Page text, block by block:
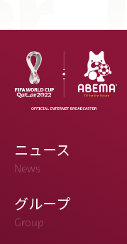
ニュース
News
グループ
Group